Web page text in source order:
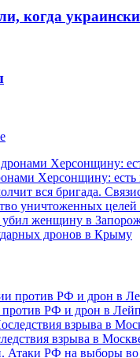
когда
Херсонщину:
вся бригада.
уничтоженных
женщину в
дронов в Крыму
РФ и дрон в
взрыва в